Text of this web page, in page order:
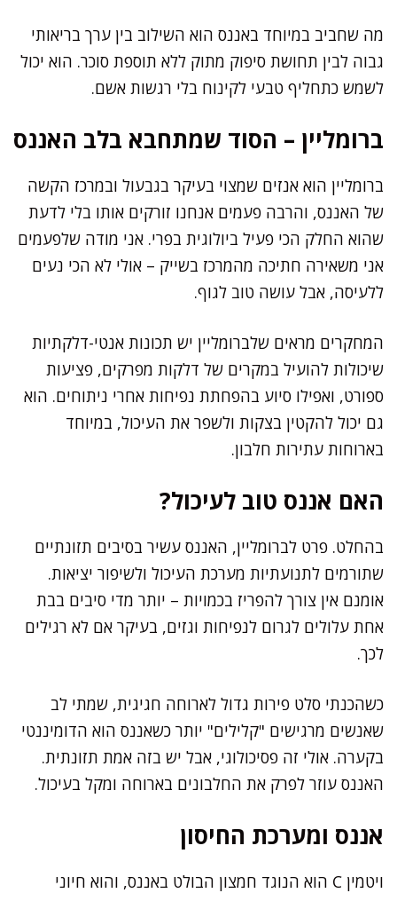
מה שחביב במיוחד באננס הוא השילוב בין ערך בריאותי
גבוה לבין תחושת סיפוק מתוק ללא תוספת סוכר. הוא יכול
לשמש כתחליף טבעי לקינוח בלי רגשות אשם.
ברומליין – הסוד שמתחבא בלב האננס
ברומליין הוא אנזים שמצוי בעיקר בגבעול ובמרכז הקשה
של האננס, והרבה פעמים אנחנו זורקים אותו בלי לדעת
שהוא החלק הכי פעיל ביולוגית בפרי. אני מודה שלפעמים
אני משאירה חתיכה מהמרכז בשייק – אולי לא הכי נעים
ללעיסה, אבל עושה טוב לגוף.
המחקרים מראים שלברומליין יש תכונות אנטי-דלקתיות
שיכולות להועיל במקרים של דלקות מפרקים, פציעות
ספורט, ואפילו סיוע בהפחתת נפיחות אחרי ניתוחים. הוא
גם יכול להקטין בצקות ולשפר את העיכול, במיוחד
בארוחות עתירות חלבון.
האם אננס טוב לעיכול?
בהחלט. פרט לברומליין, האננס עשיר בסיבים תזונתיים
שתורמים לתנועתיות מערכת העיכול ולשיפור יציאות.
אומנם אין צורך להפריז בכמויות – יותר מדי סיבים בבת
אחת עלולים לגרום לנפיחות וגזים, בעיקר אם לא רגילים
לכך.
כשהכנתי סלט פירות גדול לארוחה חגיגית, שמתי לב
שאנשים מרגישים "קלילים" יותר כשאננס הוא הדומיננטי
בקערה. אולי זה פסיכולוגי, אבל יש בזה אמת תזונתית.
האננס עוזר לפרק את החלבונים בארוחה ומקל בעיכול.
אננס ומערכת החיסון
ויטמין C הוא הנוגד חמצון הבולט באננס, והוא חיוני